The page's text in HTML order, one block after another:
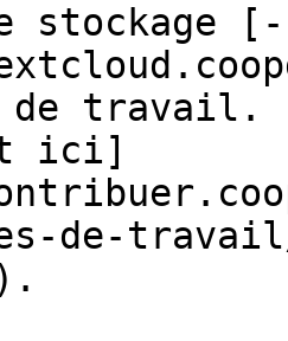
stockage
de travail.
ici]
de-